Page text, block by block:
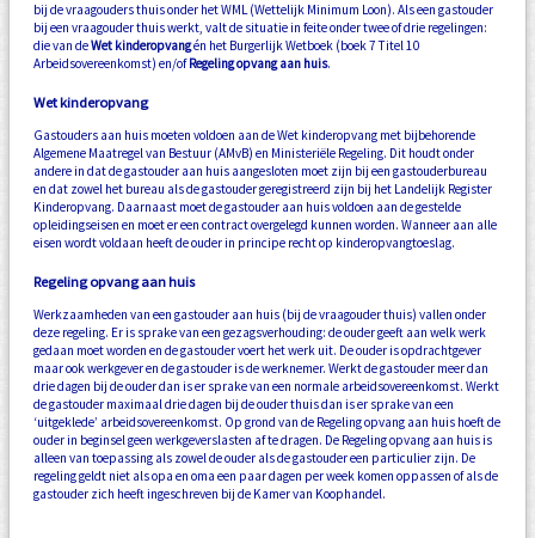
bij de vraagouders thuis onder het WML (Wettelijk Minimum Loon). Als een gastouder
bij een vraagouder thuis werkt, valt de situatie in feite onder twee of drie regelingen:
die van deWet kinderopvangén het Burgerlijk Wetboek (boek 7 Titel 10
Arbeidsovereenkomst) en/ofRegeling opvang aan huis.
Wet kinderopvang
Gastouders aan huis moeten voldoen aan de Wet kinderopvang met bijbehorende
Algemene Maatregel van Bestuur (AMvB) en Ministeriële Regeling. Dit houdt onder
andere in dat de gastouder aan huis aangesloten moet zijn bij een gastouderbureau
en dat zowel het bureau als de gastouder geregistreerd zijn bij het Landelijk Register
Kinderopvang. Daarnaast moet de gastouder aan huis voldoen aan de gestelde
opleidingseisen en moet er een contract overgelegd kunnen worden. Wanneer aan alle
eisen wordt voldaan heeft de ouder in principe recht op kinderopvangtoeslag.
Regeling opvang aan huis
Werkzaamheden van een gastouder aan huis (bij de vraagouder thuis) vallen onder
deze regeling. Er is sprake van een gezagsverhouding: de ouder geeft aan welk werk
gedaan moet worden en de gastouder voert het werk uit. De ouder is opdrachtgever
maar ook werkgever en de gastouder is de werknemer. Werkt de gastouder meer dan
drie dagen bij de ouder dan is er sprake van een normale arbeidsovereenkomst. Werkt
de gastouder maximaal drie dagen bij de ouder thuis dan is er sprake van een
‘uitgeklede’ arbeidsovereenkomst. Op grond van de Regeling opvang aan huis hoeft de
ouder in beginsel geen werkgeverslasten af te dragen. De Regeling opvang aan huis is
alleen van toepassing als zowel de ouder als de gastouder een particulier zijn. De
regeling geldt niet als opa en oma een paar dagen per week komen oppassen of als de
gastouder zich heeft ingeschreven bij de Kamer van Koophandel.